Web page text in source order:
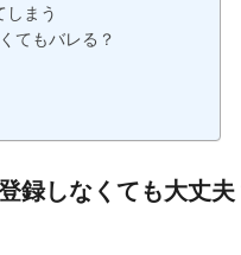
まう
てもバレる？
録しなくても大丈夫